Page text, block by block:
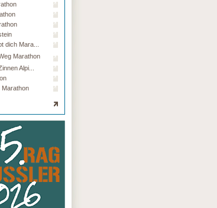
dich Mara...
Marathon
Alpi...
Marathon